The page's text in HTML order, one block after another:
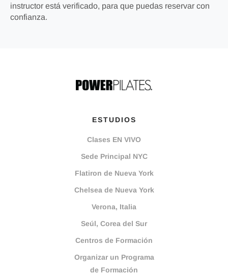
instructor está verificado, para que puedas reservar con
confianza.
ESTUDIOS
Clases EN VIVO
Sede Principal NYC
Flatiron de Nueva York
Chelsea de Nueva York
Verona, Italia
Seúl, Corea del Sur
Centros de Formación
Organizar un Programa
de Formación